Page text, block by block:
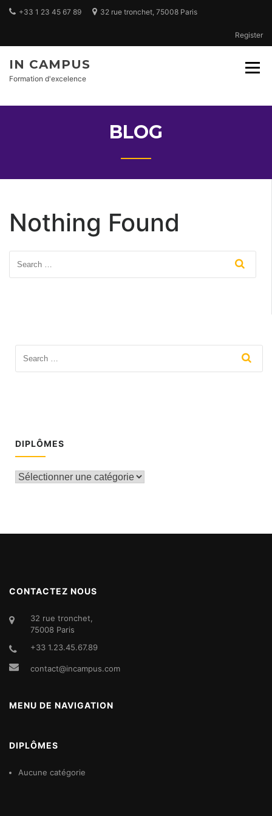
Skip
+33 1 23 45 67 89 32 rue tronchet, 75008 Paris
Register
IN CAMPUS
Formation d'excelence
BLOG
Nothing Found
DIPLÔMES
DIPLÔMES
CONTACTEZ NOUS
32 rue tronchet,
75008 Paris
+33 1.23.45.67.89
contact@incampus.com
MENU DE NAVIGATION
DIPLÔMES
Aucune catégorie